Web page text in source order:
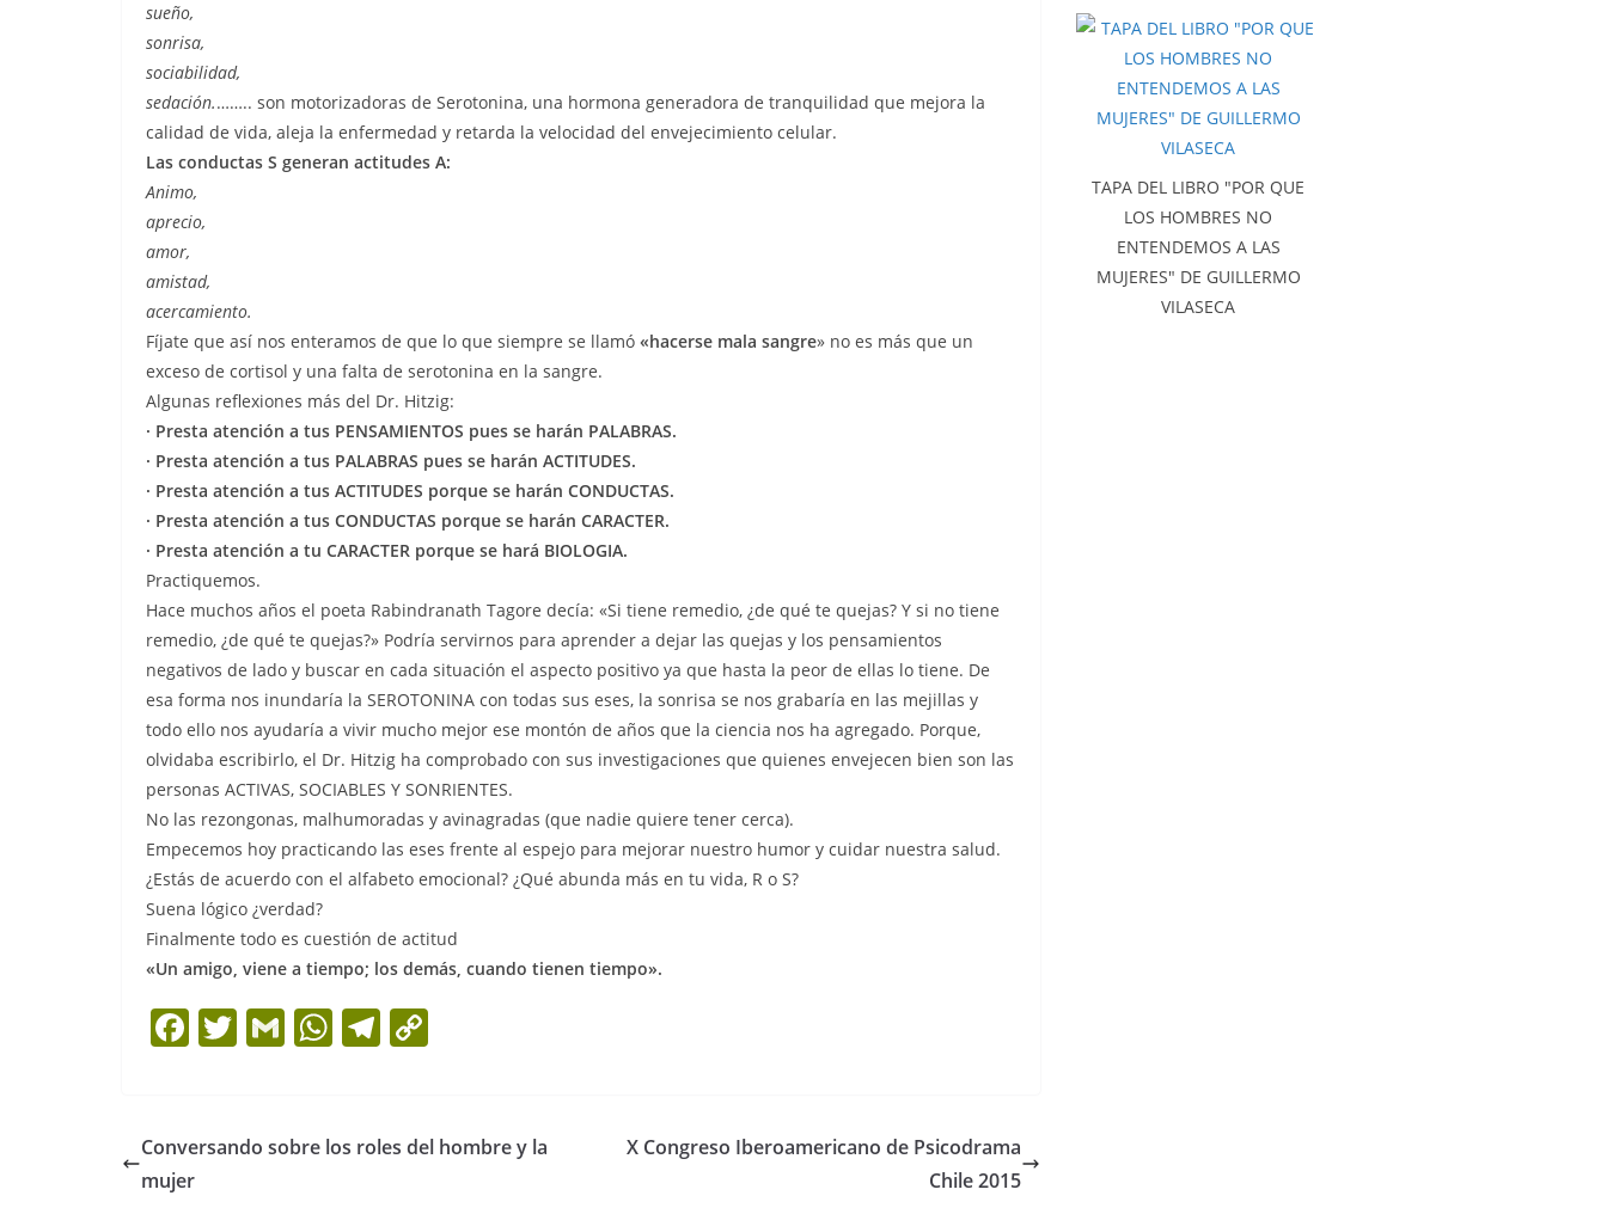
sueño,
sonrisa,
sociabilidad,
sedación.…….. son motorizadoras de Serotonina, una hormona generadora de tranquilidad que mejora la
calidad de vida, aleja la enfermedad y retarda la velocidad del envejecimiento celular.
Las conductas S generan actitudes A:
Animo,
aprecio,
amor,
amistad,
acercamiento.
Fíjate que así nos enteramos de que lo que siempre se llamó «hacerse mala sangre» no es más que un
exceso de cortisol y una falta de serotonina en la sangre.
Algunas reflexiones más del Dr. Hitzig:
· Presta atención a tus PENSAMIENTOS pues se harán PALABRAS.
· Presta atención a tus PALABRAS pues se harán ACTITUDES.
· Presta atención a tus ACTITUDES porque se harán CONDUCTAS.
· Presta atención a tus CONDUCTAS porque se harán CARACTER.
· Presta atención a tu CARACTER porque se hará BIOLOGIA.
Practiquemos.
Hace muchos años el poeta Rabindranath Tagore decía: «Si tiene remedio, ¿de qué te quejas? Y si no tiene
remedio, ¿de qué te quejas?» Podría servirnos para aprender a dejar las quejas y los pensamientos
negativos de lado y buscar en cada situación el aspecto positivo ya que hasta la peor de ellas lo tiene. De
esa forma nos inundaría la SEROTONINA con todas sus eses, la sonrisa se nos grabaría en las mejillas y
todo ello nos ayudaría a vivir mucho mejor ese montón de años que la ciencia nos ha agregado. Porque,
olvidaba escribirlo, el Dr. Hitzig ha comprobado con sus investigaciones que quienes envejecen bien son las
personas ACTIVAS, SOCIABLES Y SONRIENTES.
No las rezongonas, malhumoradas y avinagradas (que nadie quiere tener cerca).
Empecemos hoy practicando las eses frente al espejo para mejorar nuestro humor y cuidar nuestra salud.
¿Estás de acuerdo con el alfabeto emocional? ¿Qué abunda más en tu vida, R o S?
Suena lógico ¿verdad?
Finalmente todo es cuestión de actitud
«Un amigo, viene a tiempo; los demás, cuando tienen tiempo».
F
e
b
T
er
G
l
W
s
T
gr y
Conversando sobre los roles del hombre y la
mujer
X Congreso Iberoamericano de Psicodrama
Chile 2015
TAPA DEL LIBRO "POR QUE
LOS HOMBRES NO
ENTENDEMOS A LAS
MUJERES" DE GUILLERMO
VILASECA